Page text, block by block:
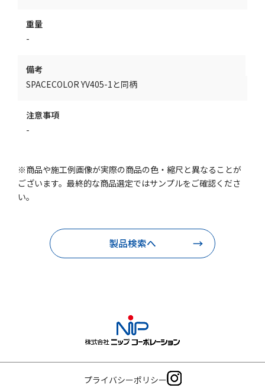
重量
-
備考
SPACECOLOR YV405-1と同柄
注意事項
-
※商品や施工例画像が実際の商品の色・縮尺と異なることが
ございます。最終的な商品選定ではサンプルをご確認くださ
い。
製品検索へ
プライバシーポリシー